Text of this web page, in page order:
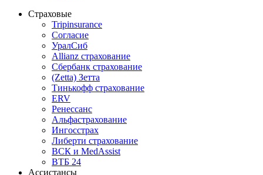
Страховые
Tripinsurance
Согласие
УралСиб
Allianz страхование
Сбербанк страхование
(Zetta) Зетта
Тинькофф страхование
ERV
Ренессанс
Альфастрахование
Ингосстрах
Либерти страхование
ВСК и MedAssist
ВТБ 24
Ассистансы